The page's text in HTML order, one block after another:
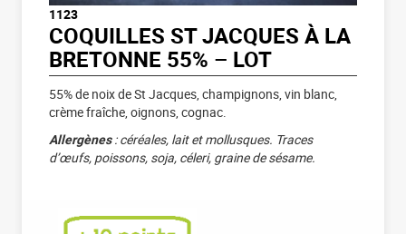
1123
COQUILLES ST JACQUES À LA
BRETONNE 55% – LOT
55% de noix de St Jacques, champignons, vin blanc,
crème fraîche, oignons, cognac.
Allergènes: céréales, lait et mollusques. Traces
d’œufs, poissons, soja, céleri, graine de sésame.